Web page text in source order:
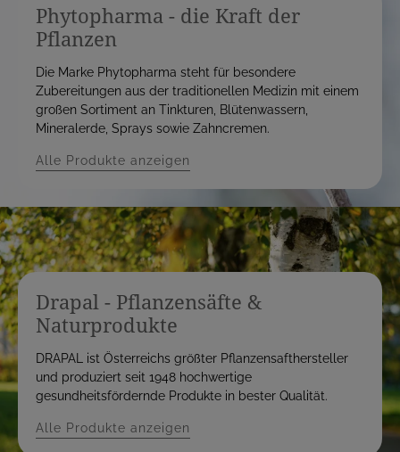
Phytopharma - die Kraft der
Pflanzen
Die Marke Phytopharma steht für besondere
Zubereitungen aus der traditionellen Medizin mit einem
großen Sortiment an Tinkturen, Blütenwassern,
Mineralerde, Sprays sowie Zahncremen.
Alle Produkte anzeigen
Drapal - Pflanzensäfte &
Naturprodukte
DRAPAL ist Österreichs größter Pflanzensafthersteller
und produziert seit 1948 hochwertige
gesundheitsfördernde Produkte in bester Qualität.
Alle Produkte anzeigen